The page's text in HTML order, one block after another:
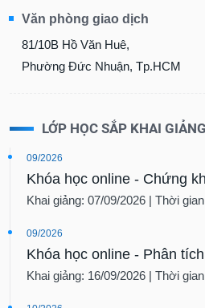
Văn phòng giao dịch
81/10B Hồ Văn Huê,
Phường Đức Nhuận, Tp.HCM
LỚP HỌC SẮP KHAI GIẢNG
09/2026
Khóa học online - Chứng
Khai giảng: 07/09/2026 | Thời
09/2026
Khóa học online - Phân
Khai giảng: 16/09/2026 | Thời